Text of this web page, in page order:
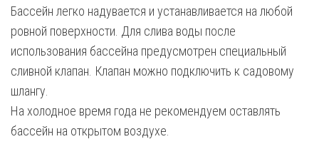
Бассейн легко надувается и устанавливается на любой
ровной поверхности. Для слива воды после
использования бассейна предусмотрен специальный
сливной клапан. Клапан можно подключить к садовому
шлангу.
На холодное время года не рекомендуем оставлять
бассейн на открытом воздухе.